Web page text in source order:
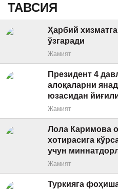
ТАВСИЯ
Ҳарбий
ўзгаради
Жамият
Президент 4
алоқаларни
юзасидан
Жамият
Лола Каримова
хотирасига
учун
Жамият
Туркияга